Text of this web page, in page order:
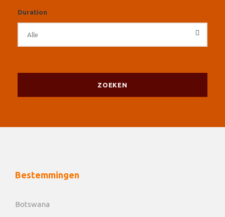
Duration
Bestemmingen
Botswana